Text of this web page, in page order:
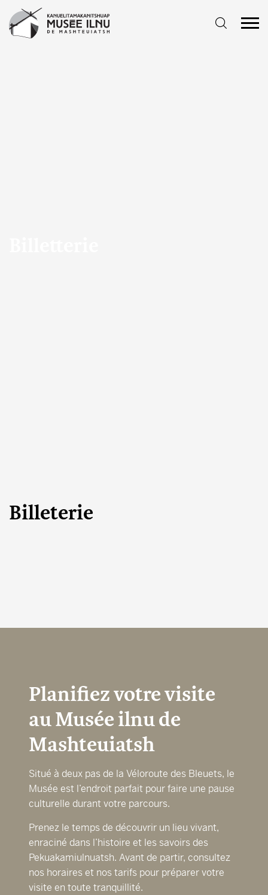
Billeterie
Planifiez votre visite
au Musée ilnu de
Mashteuiatsh
Situé à deux pas de la Véloroute des Bleuets, le
Musée est l’endroit parfait pour faire une pause
culturelle durant votre parcours.
Prenez le temps de découvrir un lieu vivant,
enraciné dans l’histoire et les savoirs des
Pekuakamiulnuatsh. Avant de partir, consultez
nos horaires et nos tarifs pour préparer votre
visite en toute tranquillité.
FERMER